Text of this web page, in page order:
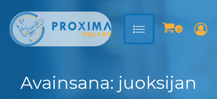
Avainsana: juoksijan